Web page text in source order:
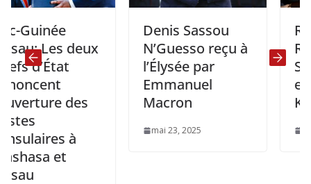
Les deux
des
à
et
Denis Sassou
N’Guesso reçu à
l’Élysée par
Emmanuel
Macron
mai 23, 2025
RDC: Le
Spécial
en
mars 5,